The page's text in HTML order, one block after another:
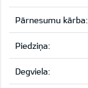
Pārnesumu kārba:
Piedziņa:
Degviela: